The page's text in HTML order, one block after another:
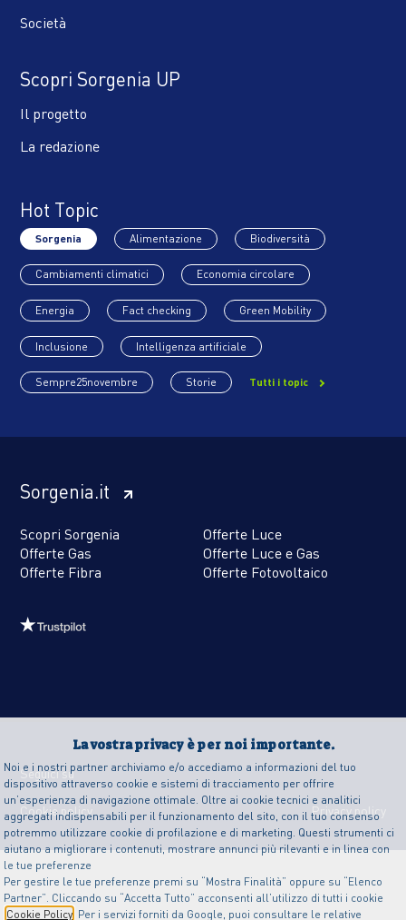
La vostra privacy è per noi importante.
Noi e i nostri partner archiviamo e/o accediamo a informazioni del tuo
dispositivo attraverso cookie e sistemi di tracciamento per offrire
un’esperienza di navigazione ottimale. Oltre ai cookie tecnici e analitici
aggregati indispensabili per il funzionamento del sito, con il tuo consenso
potremmo utilizzare cookie di profilazione e di marketing. Questi strumenti ci
aiutano a migliorare i contenuti, mostrare annunci più rilevanti e in linea con
le tue preferenze
Per gestire le tue preferenze premi su “Mostra Finalità” oppure su “Elenco
Partner”. Cliccando su “Accetta Tutto” acconsenti all’utilizzo di tutti i cookie
Cookie Policy . Per i servizi forniti da Google, puoi consultare le relative
Società
Scopri Sorgenia UP
Il progetto
La redazione
Hot Topic
Sorgenia Alimentazione Biodiversità
Cambiamenti climatici Economia circolare
Energia Fact checking Green Mobility
Inclusione Intelligenza artificiale
Sempre25novembre Storie Tutti i topic
Sorgenia.it
Scopri Sorgenia
Offerte Luce
Offerte Gas
Offerte Luce e Gas
Offerte Fibra
Offerte Fotovoltaico
Seguici su
Cookie policy Privacy policy